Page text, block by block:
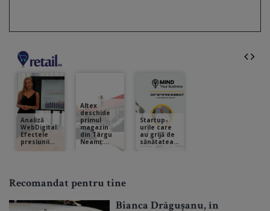
Recomandat pentru tine
Bianca Drăgușanu, în